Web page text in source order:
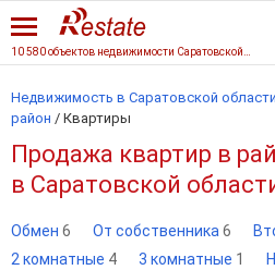
Недвижимость в Саратовской области
район / Квартиры
Продажа квартир в
в Саратовской
Обмен 6 От собственника 6
2 комнатные 4 3 комнатные 1